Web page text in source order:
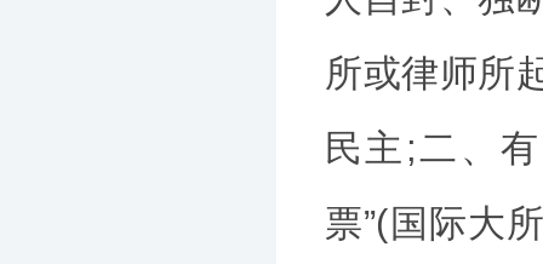
所或律师所
民主;二、
票”(国际大